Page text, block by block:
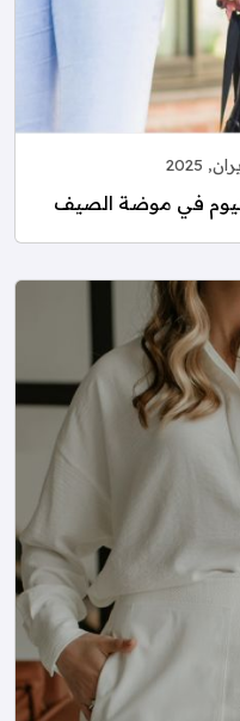
في موضة الصيف